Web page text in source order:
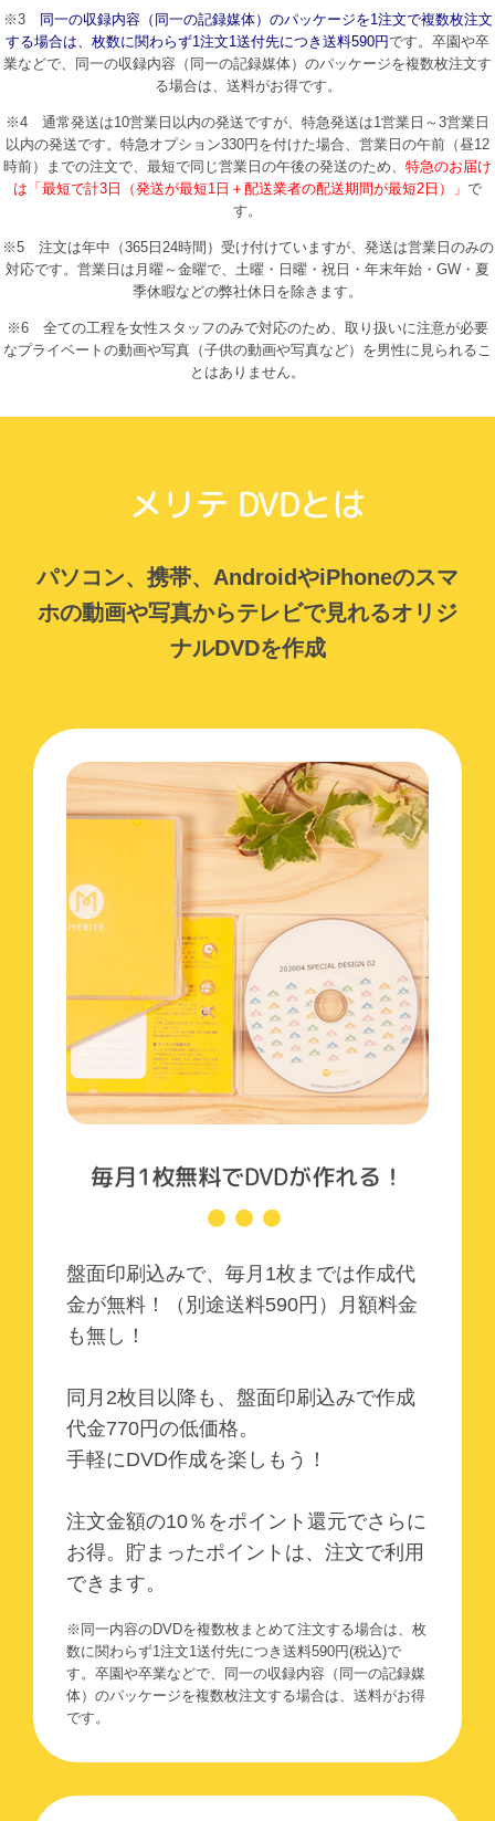
※3 同一の収録内容（同一の記録媒体）のパッケージを1注文で複数枚注文
する場合は、枚数に関わらず1注文1送付先につき送料590円です。卒園や卒
業などで、同一の収録内容（同一の記録媒体）のパッケージを複数枚注文す
る場合は、送料がお得です。
※4 通常発送は10営業日以内の発送ですが、特急発送は1営業日～3営業日
以内の発送です。特急オプション330円を付けた場合、営業日の午前（昼12
時前）までの注文で、最短で同じ営業日の午後の発送のため、 特急のお届け
は「最短で計3日（発送が最短1日＋配送業者の配送期間が最短2日）」 で
す。
※5 注文は年中（365日24時間）受け付けていますが、発送は営業日のみの
対応です。営業日は月曜～金曜で、土曜・日曜・祝日・年末年始・GW・夏
季休暇などの弊社休日を除きます。
※6 全ての工程を女性スタッフのみで対応のため、取り扱いに注意が必要
なプライベートの動画や写真（子供の動画や写真など）を男性に見られるこ
とはありません。
メリテ DVDとは
パソコン、携帯、AndroidやiPhoneのスマ
ホの動画や写真からテレビで見れるオリジ
ナルDVDを作成
毎月1枚無料でDVDが作れる！
盤面印刷込みで、毎月1枚までは作成代
金が無料！（別途送料590円）月額料金
も無し！
同月2枚目以降も、盤面印刷込みで作成
代金770円の低価格。
手軽にDVD作成を楽しもう！
注文金額の10％をポイント還元でさらに
お得。貯まったポイントは、注文で利用
できます。
※同一内容のDVDを複数枚まとめて注文する場合は、枚
数に関わらず1注文1送付先につき送料590円(税込)で
す。卒園や卒業などで、同一の収録内容（同一の記録媒
体）のパッケージを複数枚注文する場合は、送料がお得
です。